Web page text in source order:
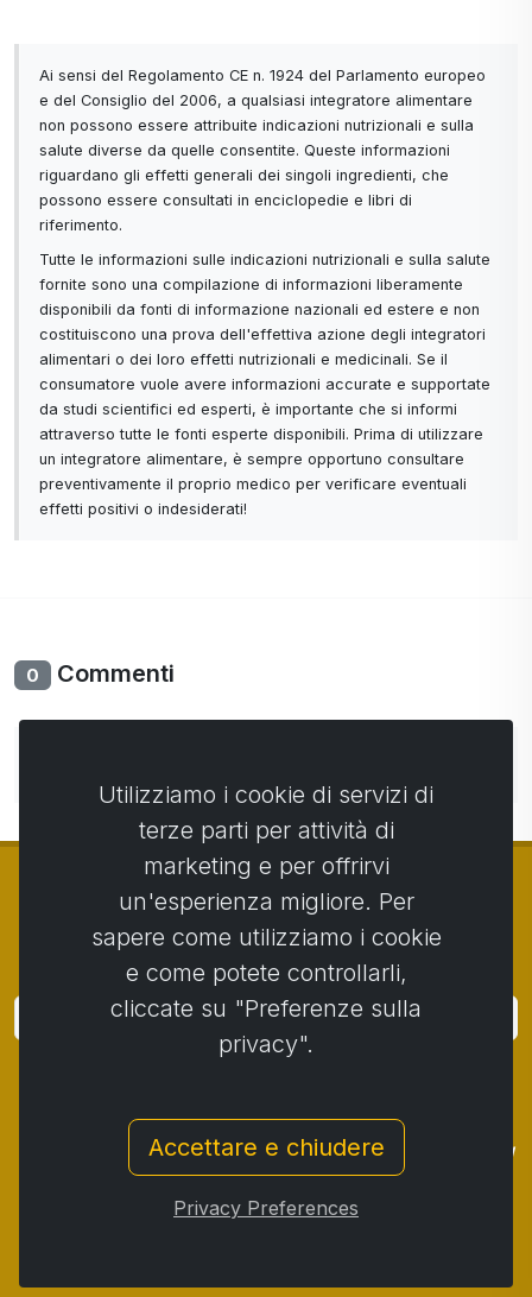
Ai sensi del Regolamento CE n. 1924 del Parlamento europeo
e del Consiglio del 2006, a qualsiasi integratore alimentare
non possono essere attribuite indicazioni nutrizionali e sulla
salute diverse da quelle consentite. Queste informazioni
riguardano gli effetti generali dei singoli ingredienti, che
possono essere consultati in enciclopedie e libri di
riferimento.
Tutte le informazioni sulle indicazioni nutrizionali e sulla salute
fornite sono una compilazione di informazioni liberamente
disponibili da fonti di informazione nazionali ed estere e non
costituiscono una prova dell'effettiva azione degli integratori
alimentari o dei loro effetti nutrizionali e medicinali. Se il
consumatore vuole avere informazioni accurate e supportate
da studi scientifici ed esperti, è importante che si informi
attraverso tutte le fonti esperte disponibili. Prima di utilizzare
un integratore alimentare, è sempre opportuno consultare
preventivamente il proprio medico per verificare eventuali
effetti positivi o indesiderati!
0 Commenti
© Copyright 2014 - 2026 Activstar
Contatto / Termini e condizioni
Protezione dei dati personali
/ Procedura di reclamo
/
Protocollo di reclamo / Recesso dal contratto
Cookies
Utilizziamo i cookie di servizi di
terze parti per attività di
marketing e per offrirvi
un'esperienza migliore. Per
sapere come utilizziamo i cookie
e come potete controllarli,
cliccate su "Preferenze sulla
privacy".
Accettare e chiudere
Privacy Preferences